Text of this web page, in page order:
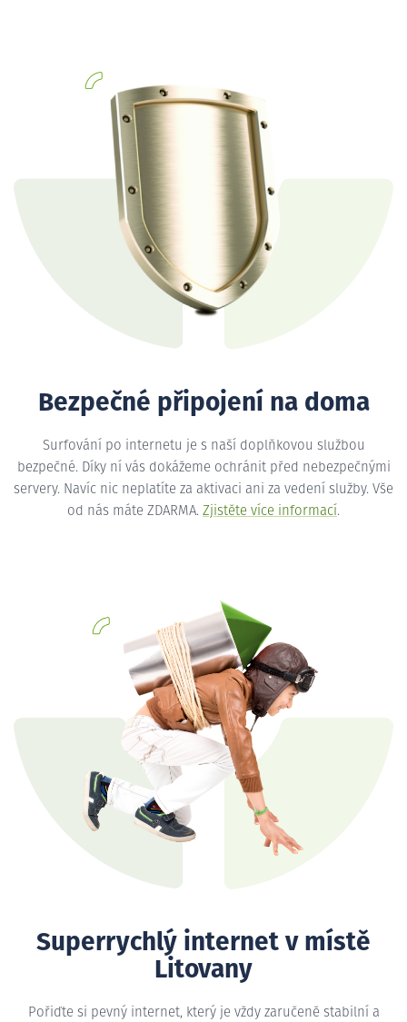
Bezpečné připojení na doma
Surfování po internetu je s naší doplňkovou službou
bezpečné. Díky ní vás dokážeme ochránit před nebezpečnými
servery. Navíc nic neplatíte za aktivaci ani za vedení služby. Vše
od nás máte ZDARMA. Zjistěte více informací.
Superrychlý internet v místě
Litovany
Pořiďte si pevný internet, který je vždy zaručeně stabilní a